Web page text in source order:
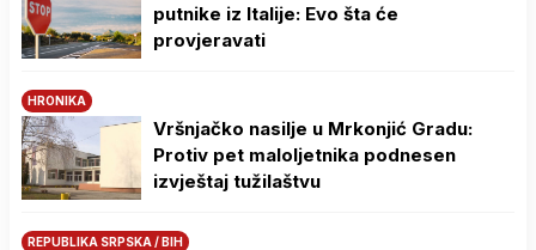
putnike iz Italije: Evo šta će
provjeravati
HRONIKA
Vršnjačko nasilje u Mrkonjić Gradu:
Protiv pet maloljetnika podnesen
izvještaj tužilaštvu
REPUBLIKA SRPSKA / BIH